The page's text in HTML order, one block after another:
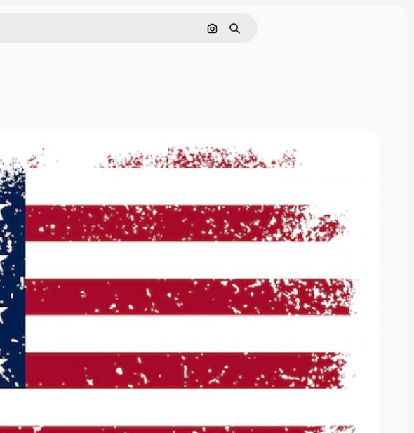
画像で検索
検索